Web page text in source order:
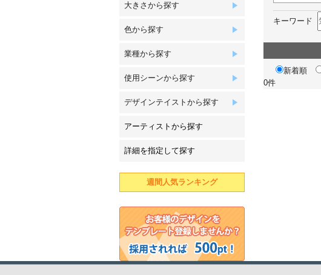
大きさから探す
色から探す
業種から探す
使用シーンから探す
デザインテイストから探す
アーティストから探す
詳細を指定して探す
週間人気ランキング
キーワード
新着順
0件